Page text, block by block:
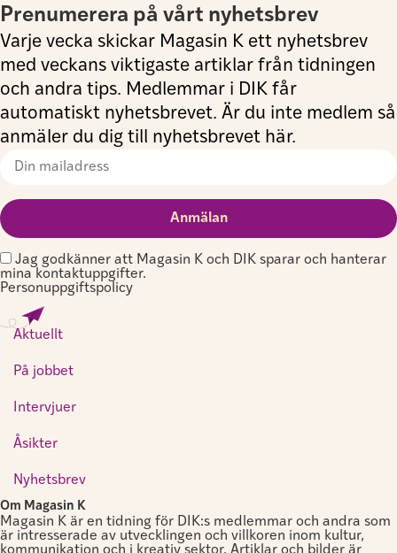
Prenumerera på vårt nyhetsbrev
Varje vecka skickar Magasin K ett nyhetsbrev
med veckans viktigaste artiklar från tidningen
och andra tips. Medlemmar i DIK får
automatiskt nyhetsbrevet. Är du inte medlem så
anmäler du dig till nyhetsbrevet här.
Jag godkänner att Magasin K och DIK sparar och hanterar
mina kontaktuppgifter.
Personuppgiftspolicy
Aktuellt
På jobbet
Intervjuer
Åsikter
Nyhetsbrev
Om Magasin K
Magasin K är en tidning för DIK:s medlemmar och andra som
är intresserade av utvecklingen och villkoren inom kultur,